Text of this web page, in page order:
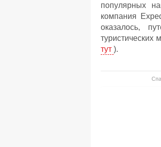
популярных
компания
оказалось,
туристических
тут ).